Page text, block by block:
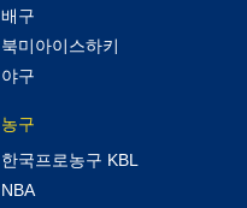
배구
북미아이스하키
야구
농구
한국프로농구 KBL
NBA